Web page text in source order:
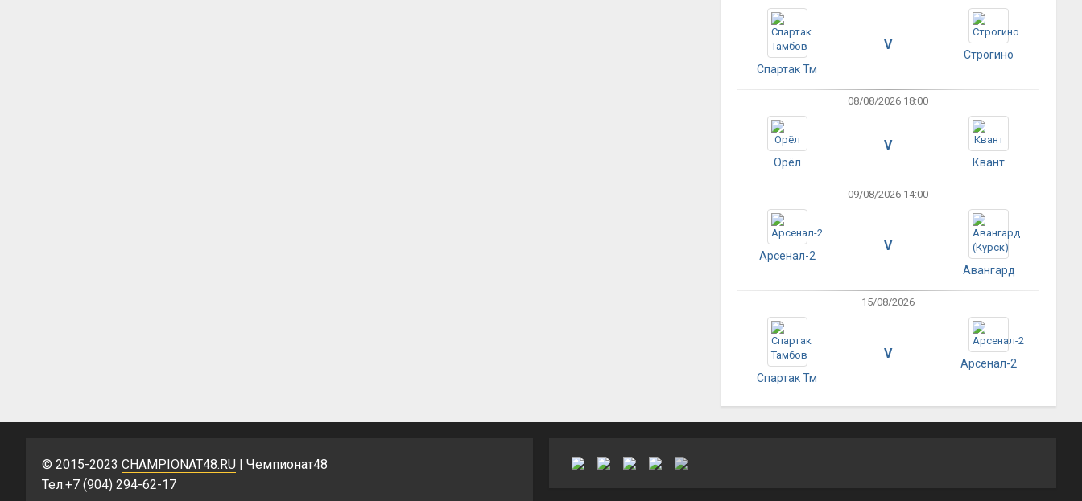
Спартак Тм
V
Строгино
08/08/2026 18:00
Орёл
V
Квант
09/08/2026 14:00
Арсенал-2
V
Авангард
15/08/2026
Спартак Тм
V
Арсенал-2
© 2015-2023 CHAMPIONAT48.RU | Чемпионат48
Тел.+7 (904) 294-62-17